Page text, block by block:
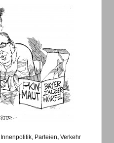
Innenpolitik, Parteien, Verkehr